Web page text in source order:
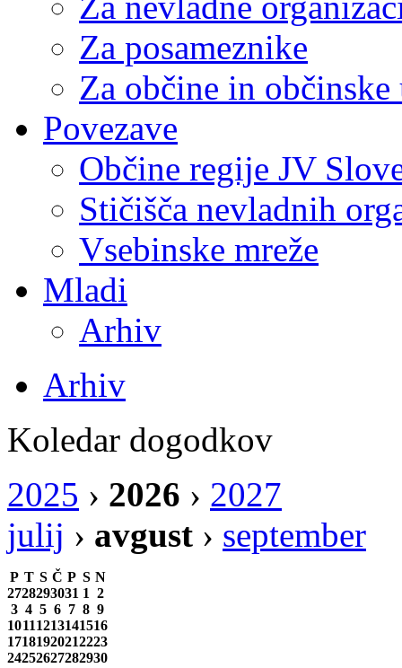
Za posameznike
Za občine in občinske
Povezave
Občine regije JV
Stičišča nevladnih
Vsebinske mreže
Mladi
Arhiv
Arhiv
Koledar dogodkov
2025 › 2026 › 2027
julij › avgust › september
P T S Č P S N
2728293031 1 2
3 4 5 6 7 8 9
10111213141516
17181920212223
24252627282930